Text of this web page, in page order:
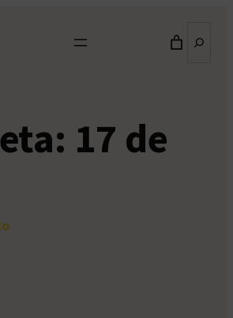
17 de